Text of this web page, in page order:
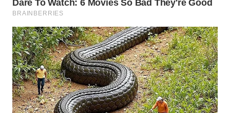
WN
TEBING
TINGGI
WN
PAKPAK
WN
KARAWANG